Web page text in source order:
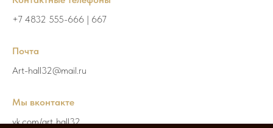
+7 4832 555-666 | 667
Почта
Аrt-hall32@mail.ru
Мы вконтакте
vk.com/art_hall32